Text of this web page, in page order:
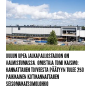
OULUN UPEA JALKAPALLOSTADION ON
VALMISTUMASSA. OMISTAJA TOMI KAISMO:
KANNATTAJIEN TOIVEESTA PÄÄTYYN TULEE 250
PAIKKAINEN KOTIKANNATTAJIEN
SEISOMAKATSOMOLOHKO